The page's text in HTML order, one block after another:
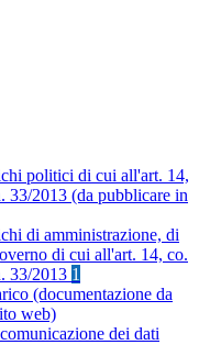
politici di cui all'art. 14,
33/2013 (da pubblicare in
di amministrazione, di
di cui all'art. 14, co.
33/2013 1
(documentazione da
web)
dei dati